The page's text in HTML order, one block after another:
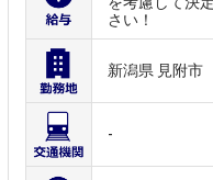
さい！
新潟県 見附市
-